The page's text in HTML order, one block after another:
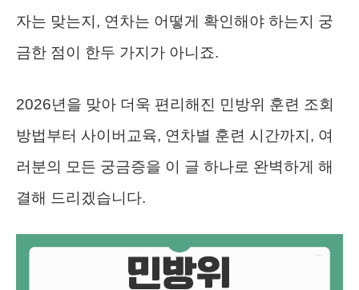
자는 맞는지, 연차는 어떻게 확인해야 하는지 궁
금한 점이 한두 가지가 아니죠.
2026년을 맞아 더욱 편리해진 민방위 훈련 조회
방법부터 사이버교육, 연차별 훈련 시간까지, 여
러분의 모든 궁금증을 이 글 하나로 완벽하게 해
결해 드리겠습니다.